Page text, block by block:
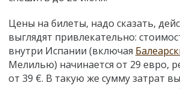
Цены на билеты, надо сказать,
выглядят привлекательно:
внутри Испании (включая
Мелилью) начинается от 29 евро,
от 39 €. В такую же сумму затрат